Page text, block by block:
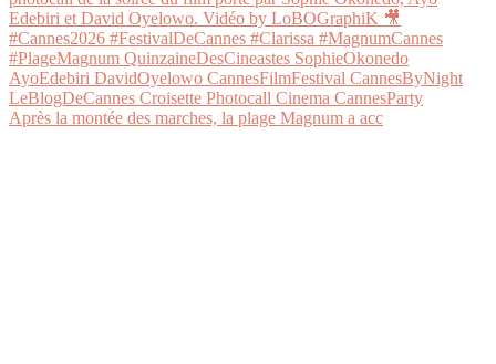
Après la montée des marches, la plage Magnum a acc